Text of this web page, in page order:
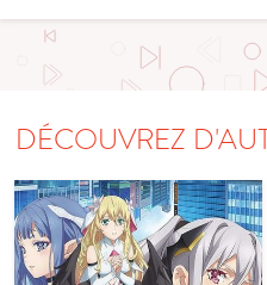
DÉCOUVREZ